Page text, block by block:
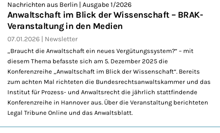
Nachrichten aus Berlin | Ausgabe 1/2026
Anwaltschaft im Blick der Wissenschaft – BRAK-
Veranstaltung in den Medien
07.01.2026 Newsletter
„Braucht die Anwaltschaft ein neues Vergütungssystem?“ – mit
diesem Thema befasste sich am 5. Dezember 2025 die
Konferenzreihe „Anwaltschaft im Blick der Wissenschaft“. Bereits
zum achten Mal richteten die Bundesrechtsanwaltskammer und das
Institut für Prozess- und Anwaltsrecht die jährlich stattfindende
Konferenzreihe in Hannover aus. Über die Veranstaltung berichteten
Legal Tribune Online und das Anwaltsblatt.